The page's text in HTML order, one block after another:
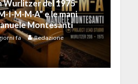
Wurlitzer del 1975
I-M-M-A” e le mani
Montesanti
fa Redazione